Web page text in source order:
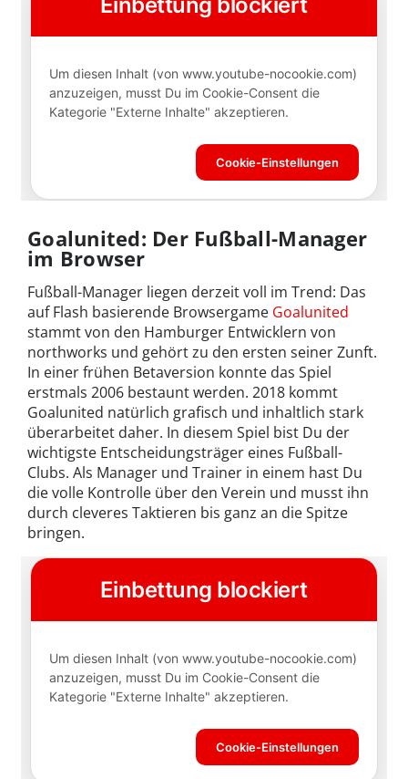
Goalunited: Der Fußball-Manager
im Browser
Fußball-Manager liegen derzeit voll im Trend: Das
auf Flash basierende Browsergame Goalunited
stammt von den Hamburger Entwicklern von
northworks und gehört zu den ersten seiner Zunft.
In einer frühen Betaversion konnte das Spiel
erstmals 2006 bestaunt werden. 2018 kommt
Goalunited natürlich grafisch und inhaltlich stark
überarbeitet daher. In diesem Spiel bist Du der
wichtigste Entscheidungsträger eines Fußball-
Clubs. Als Manager und Trainer in einem hast Du
die volle Kontrolle über den Verein und musst ihn
durch cleveres Taktieren bis ganz an die Spitze
bringen.